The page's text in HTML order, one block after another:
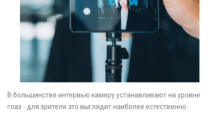
В большинстве интервью камеру устанавливают на уровне
глаз - для зрителя это выглядит наиболее естественно.